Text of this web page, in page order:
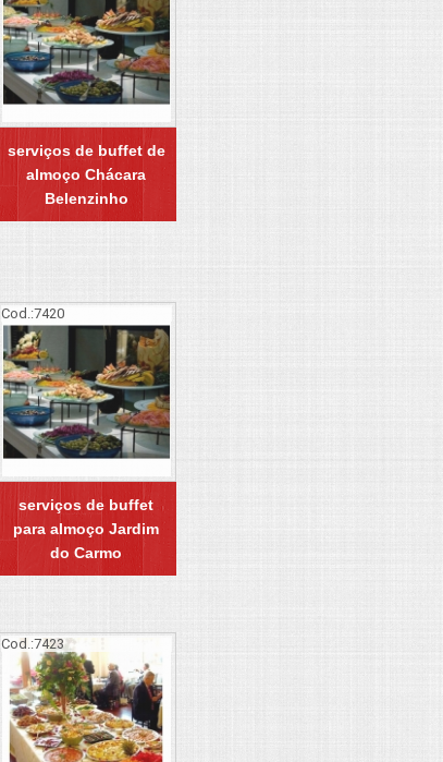
serviços de buffet de
almoço Chácara
Belenzinho
Cod.:7420
serviços de buffet
para almoço Jardim
do Carmo
Cod.:7423